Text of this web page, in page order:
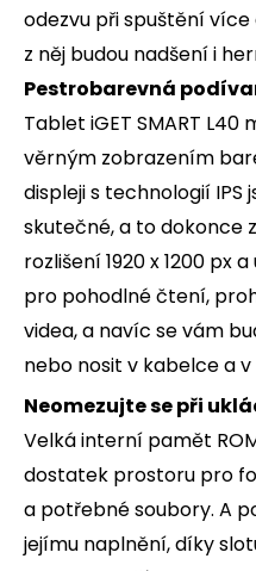
odezvu při spuštění
z něj budou nadšení i
Pestrobarevná
Tablet iGET SMART
věrným zobrazením
displeji s technologií IPS
skutečné, a to dokonce
rozlišení 1920 x 1200 px
pro pohodlné čtení,
videa, a navíc se vám
nebo nosit v kabelce a
Neomezujte se při
Velká interní pamět
dostatek prostoru pro
a potřebné soubory. A
jejímu naplnění, díky